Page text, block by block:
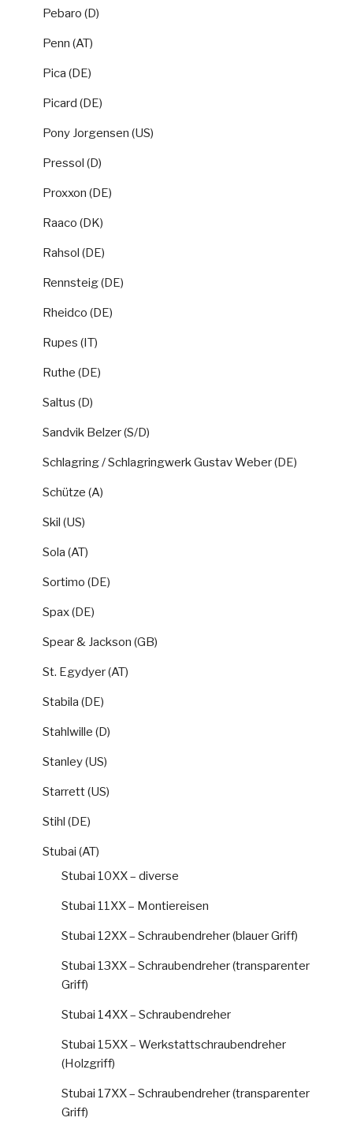
Pebaro (D)
Penn (AT)
Pica (DE)
Picard (DE)
Pony Jorgensen (US)
Pressol (D)
Proxxon (DE)
Raaco (DK)
Rahsol (DE)
Rennsteig (DE)
Rheidco (DE)
Rupes (IT)
Ruthe (DE)
Saltus (D)
Sandvik Belzer (S/D)
Schlagring / Schlagringwerk Gustav Weber (DE)
Schütze (A)
Skil (US)
Sola (AT)
Sortimo (DE)
Spax (DE)
Spear & Jackson (GB)
St. Egydyer (AT)
Stabila (DE)
Stahlwille (D)
Stanley (US)
Starrett (US)
Stihl (DE)
Stubai (AT)
Stubai 10XX – diverse
Stubai 11XX – Montiereisen
Stubai 12XX – Schraubendreher (blauer Griff)
Stubai 13XX – Schraubendreher (transparenter
Griff)
Stubai 14XX – Schraubendreher
Stubai 15XX – Werkstattschraubendreher
(Holzgriff)
Stubai 17XX – Schraubendreher (transparenter
Griff)